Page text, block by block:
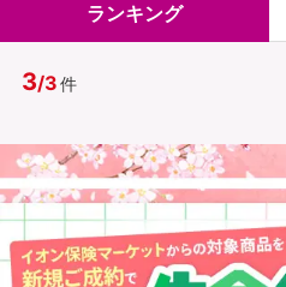
イオングルー
資料請求
（無料）
ランキング
3/3件